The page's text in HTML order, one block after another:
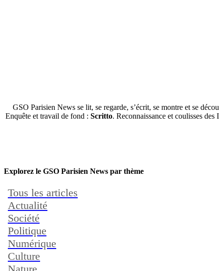
GSO Parisien News se lit, se regarde, s’écrit, se montre et se
Enquête et travail de fond : Scritto. Reconnaissance et coulisses
Explorez le GSO Parisien News par thème
Tous les articles
Actualité
Société
Politique
Numérique
Culture